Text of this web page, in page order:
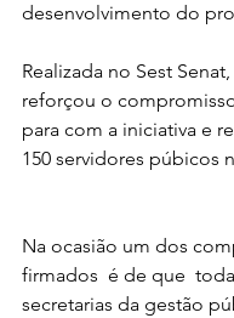
desenvolvimento do
Realizada no Sest
reforçou o
para com a iniciativa e
150 servidores púbicos
Na ocasião um dos
firmados  é de que
secretarias da gestão